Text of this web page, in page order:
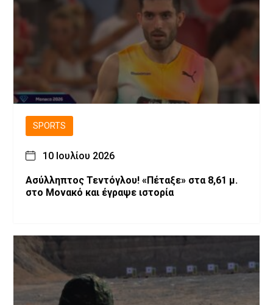
SPORTS
10 Ιουλίου 2026
Ασύλληπτος Τεντόγλου! «Πέταξε» στα 8,61 μ.
στο Μονακό και έγραψε ιστορία